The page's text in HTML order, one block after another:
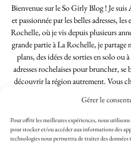
Gérer le
Pour offrir les meilleures expériences, nous
pour stocker et/ou accéder aux informations des
technologies nous permettra de traiter des
Bienvenue sur le So Girly Blog ! Je
et passionnée par les belles adresses,
Rochelle, où je vis depuis plusieurs
grande partie à La Rochelle, je partage
plans, des idées de sorties en solo ou
adresses rochelaises pour bruncher,
découvrir la région autrement. Vous
Rochelle, tenu par une locale ? Vous
soyez Rochelais·e ou de passage dans
articles vous aideront à profiter de La
initié·e. !